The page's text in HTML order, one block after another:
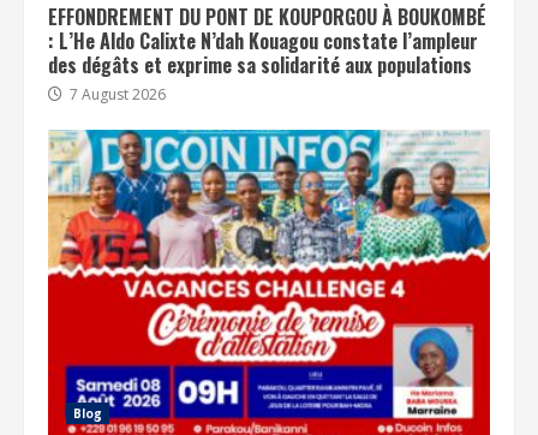
EFFONDREMENT DU PONT DE KOUPORGOU À BOUKOMBÉ
: L’He Aldo Calixte N’dah Kouagou constate l’ampleur
des dégâts et exprime sa solidarité aux populations
7 August 2026
Blog